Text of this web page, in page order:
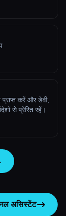
करें और डेवी,
से प्रेरित रहें।
असिस्टेंट